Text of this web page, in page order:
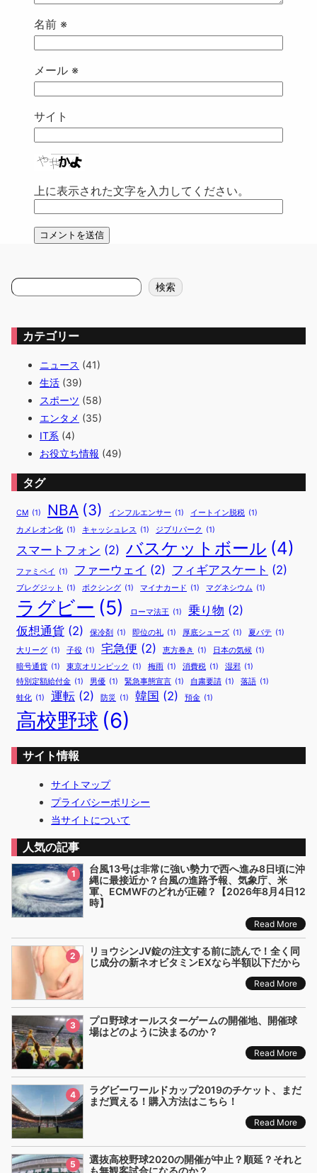
名前 ※
メール ※
サイト
上に表示された文字を入力してください。
検
索
検索
カテゴリー
ニュース (41)
生活 (39)
スポーツ (58)
エンタメ (35)
IT系 (4)
お役立ち情報 (49)
タグ
CM (1) NBA (3) インフルエンサー (1) イートイン脱税 (1)
カメレオン化 (1) キャッシュレス (1) ジブリパーク (1)
スマートフォン (2) バスケットボール (4)
ファミペイ (1) ファーウェイ (2) フィギアスケート (2)
ブレグジット (1) ボクシング (1) マイナカード (1) マグネシウム (1)
ラグビー (5) ローマ法王 (1) 乗り物 (2)
仮想通貨 (2) 保冷剤 (1) 即位の礼 (1) 厚底シューズ (1) 夏バテ (1)
大リーグ (1) 子役 (1) 宅急便 (2) 恵方巻き (1) 日本の気候 (1)
暗号通貨 (1) 東京オリンピック (1) 梅雨 (1) 消費税 (1) 湿邪 (1)
特別定額給付金 (1) 男優 (1) 緊急事態宣言 (1) 自粛要請 (1) 落語 (1)
蛙化 (1) 運転 (2) 防災 (1) 韓国 (2) 預金 (1)
高校野球 (6)
サイト情報
サイトマップ
プライバシーポリシー
当サイトについて
人気の記事
1
台風13号は非常に強い勢力で西へ進み8日頃に沖
縄に最接近か？台風の進路予報、気象庁、米
軍、ECMWFのどれが正確？【2026年8月4日12
時】
Read More
2
リョウシンJV錠の注文する前に読んで！全く同
じ成分の新ネオビタミンEXなら半額以下だから
Read More
3
プロ野球オールスターゲームの開催地、開催球
場はどのように決まるのか？
Read More
4
ラグビーワールドカップ2019のチケット、まだ
まだ買える！購入方法はこちら！
Read More
5
選抜高校野球2020の開催が中止？順延？それと
も無観客試合になるのか？